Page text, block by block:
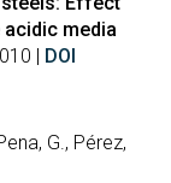
media
| DOI
G., Pérez,